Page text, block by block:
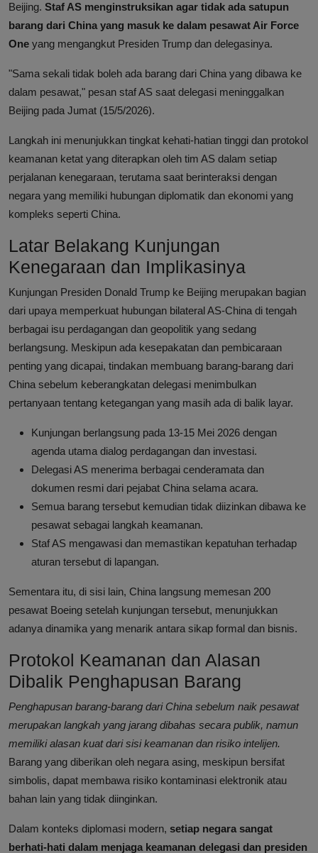
Beijing. Staf AS menginstruksikan agar tidak ada satupun
barang dari China yang masuk ke dalam pesawat Air Force
One yang mengangkut Presiden Trump dan delegasinya.
"Sama sekali tidak boleh ada barang dari China yang dibawa ke
dalam pesawat," pesan staf AS saat delegasi meninggalkan
Beijing pada Jumat (15/5/2026).
Langkah ini menunjukkan tingkat kehati-hatian tinggi dan protokol
keamanan ketat yang diterapkan oleh tim AS dalam setiap
perjalanan kenegaraan, terutama saat berinteraksi dengan
negara yang memiliki hubungan diplomatik dan ekonomi yang
kompleks seperti China.
Latar Belakang Kunjungan
Kenegaraan dan Implikasinya
Kunjungan Presiden Donald Trump ke Beijing merupakan bagian
dari upaya memperkuat hubungan bilateral AS-China di tengah
berbagai isu perdagangan dan geopolitik yang sedang
berlangsung. Meskipun ada kesepakatan dan pembicaraan
penting yang dicapai, tindakan membuang barang-barang dari
China sebelum keberangkatan delegasi menimbulkan
pertanyaan tentang ketegangan yang masih ada di balik layar.
Kunjungan berlangsung pada 13-15 Mei 2026 dengan
agenda utama dialog perdagangan dan investasi.
Delegasi AS menerima berbagai cenderamata dan
dokumen resmi dari pejabat China selama acara.
Semua barang tersebut kemudian tidak diizinkan dibawa ke
pesawat sebagai langkah keamanan.
Staf AS mengawasi dan memastikan kepatuhan terhadap
aturan tersebut di lapangan.
Sementara itu, di sisi lain, China langsung memesan 200
pesawat Boeing setelah kunjungan tersebut, menunjukkan
adanya dinamika yang menarik antara sikap formal dan bisnis.
Protokol Keamanan dan Alasan
Dibalik Penghapusan Barang
Penghapusan barang-barang dari China sebelum naik pesawat
merupakan langkah yang jarang dibahas secara publik, namun
memiliki alasan kuat dari sisi keamanan dan risiko intelijen.
Barang yang diberikan oleh negara asing, meskipun bersifat
simbolis, dapat membawa risiko kontaminasi elektronik atau
bahan lain yang tidak diinginkan.
Dalam konteks diplomasi modern, setiap negara sangat
berhati-hati dalam menjaga keamanan delegasi dan presiden